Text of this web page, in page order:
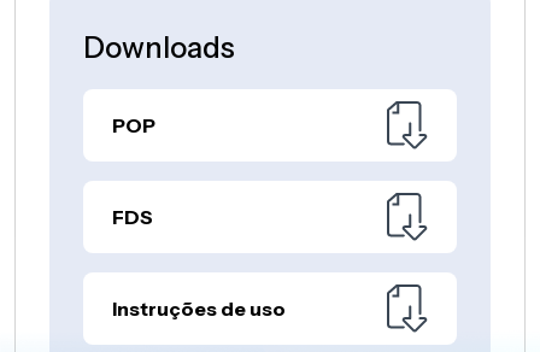
Downloads
POP
FDS
Instruções de uso